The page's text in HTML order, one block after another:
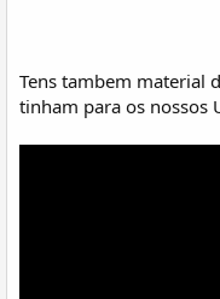
Tens tambem material
tinham para os nossos